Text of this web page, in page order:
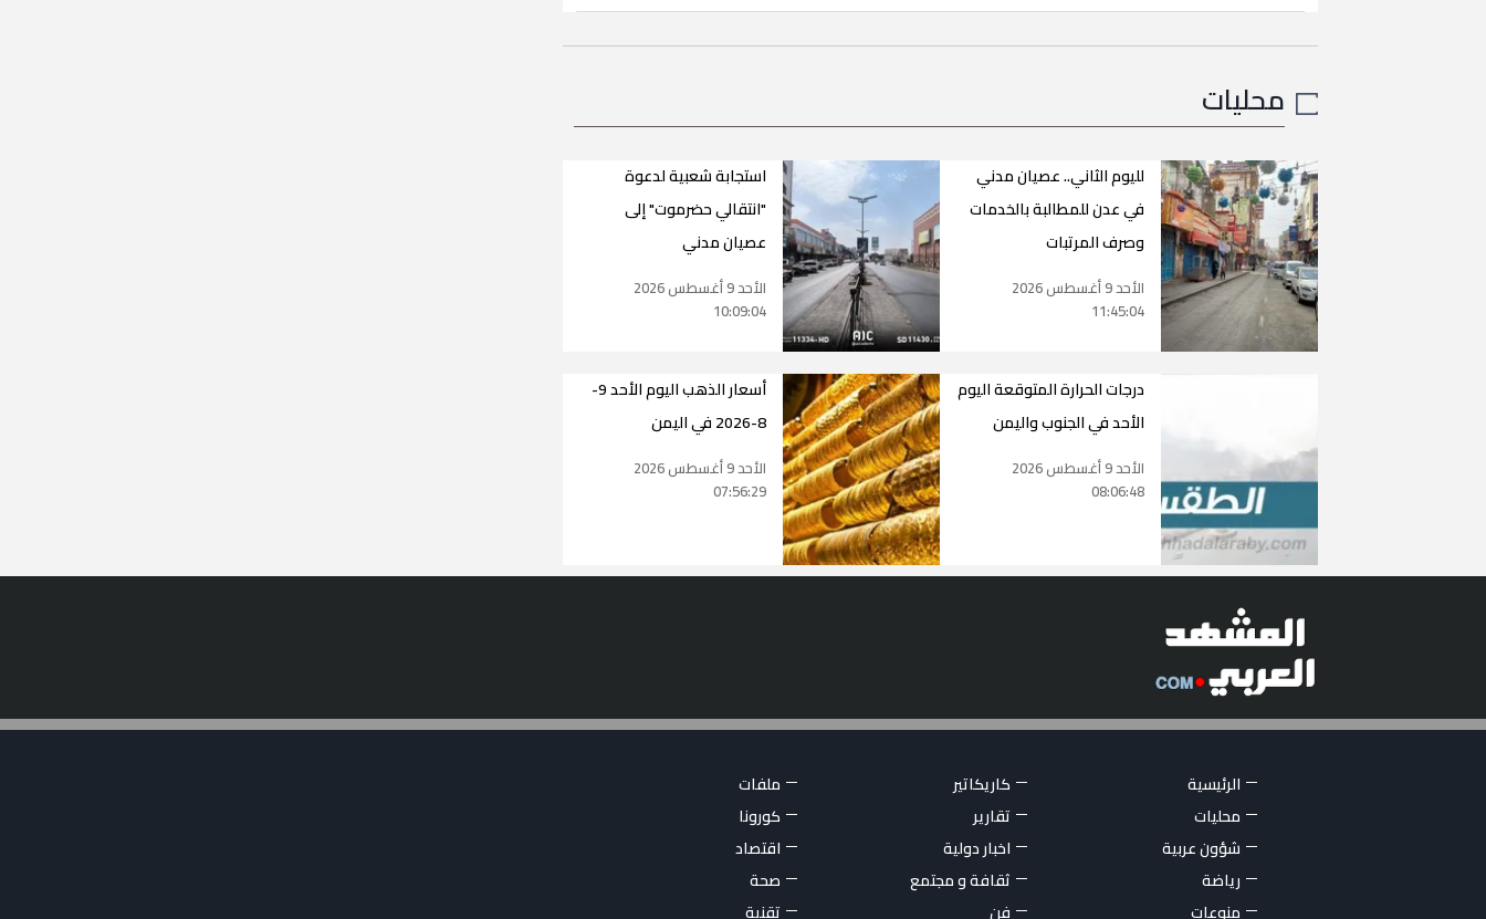
محليات
لليوم الثاني.. عصيان مدني
في عدن للمطالبة بالخدمات
وصرف المرتبات
الأحد 9 أغسطس 2026
11:45:04
استجابة شعبية لدعوة
"انتقالي حضرموت" إلى
عصيان مدني
الأحد 9 أغسطس 2026
10:09:04
درجات الحرارة المتوقعة اليوم
الأحد في الجنوب واليمن
الأحد 9 أغسطس 2026
08:06:48
أسعار الذهب اليوم الأحد 9-
8-2026 في اليمن
الأحد 9 أغسطس 2026
07:56:29
الرئيسية كاريكاتير
ملفات
محليات
تقارير
كورونا
شؤون عربية
اخبار دولية
اقتصاد
رياضة
ثقافة و مجتمع
صحة
منوعات
فن تقنية